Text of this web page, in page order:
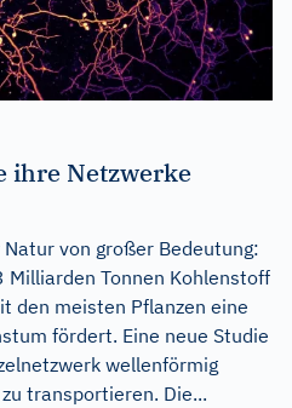
ihre Netzwerke
von großer Bedeutung:
Tonnen Kohlenstoff
den meisten Pflanzen eine
fördert. Eine neue Studie
wellenförmig
transportieren. Die...